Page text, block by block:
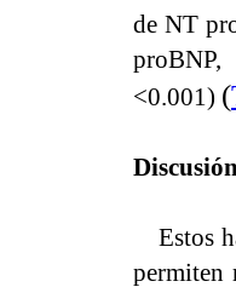
de NT
<0.001) (
Estos
permiten